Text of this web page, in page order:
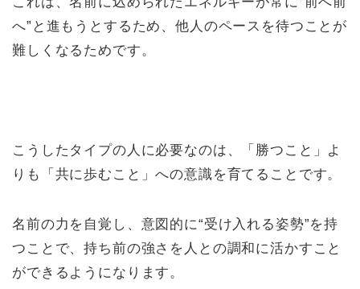
へ”と進もうとするため、他人のペースを待つことが
難しくなるためです。
こうしたタイプの人に必要なのは、「勝つこと」よ
りも「共に歩むこと」への意識を育てることです。
名前の力を自覚し、意図的に“受け入れる姿勢”を持
つことで、持ち前の強さを人との調和に活かすこと
ができるようになります。